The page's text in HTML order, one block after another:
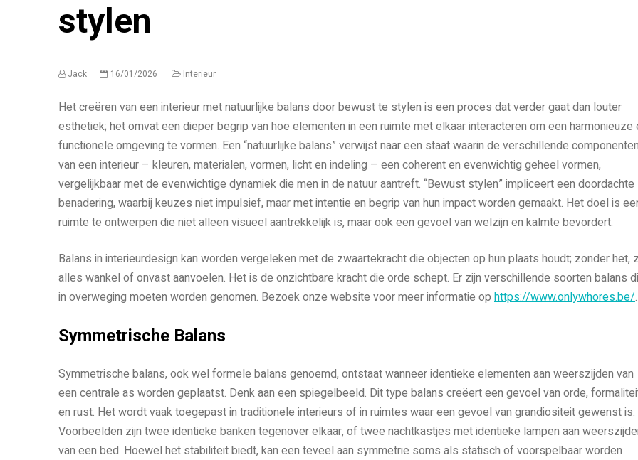
stylen
Jack 16/01/2026 Interieur
Het creëren van een interieur met natuurlijke balans door bewust te stylen is een proces dat verder gaat dan louter
esthetiek; het omvat een dieper begrip van hoe elementen in een ruimte met elkaar interacteren om een harmonieuze
functionele omgeving te vormen. Een “natuurlijke balans” verwijst naar een staat waarin de verschillende componenten
van een interieur – kleuren, materialen, vormen, licht en indeling – een coherent en evenwichtig geheel vormen,
vergelijkbaar met de evenwichtige dynamiek die men in de natuur aantreft. “Bewust stylen” impliceert een doordachte
benadering, waarbij keuzes niet impulsief, maar met intentie en begrip van hun impact worden gemaakt. Het doel is
ruimte te ontwerpen die niet alleen visueel aantrekkelijk is, maar ook een gevoel van welzijn en kalmte bevordert.
Balans in interieurdesign kan worden vergeleken met de zwaartekracht die objecten op hun plaats houdt; zonder het,
alles wankel of onvast aanvoelen. Het is de onzichtbare kracht die orde schept. Er zijn verschillende soorten balans
in overweging moeten worden genomen. Bezoek onze website voor meer informatie op https://www.onlywhores.be/.
Symmetrische Balans
Symmetrische balans, ook wel formele balans genoemd, ontstaat wanneer identieke elementen aan weerszijden van
een centrale as worden geplaatst. Denk aan een spiegelbeeld. Dit type balans creëert een gevoel van orde,
en rust. Het wordt vaak toegepast in traditionele interieurs of in ruimtes waar een gevoel van grandiositeit gewenst is.
Voorbeelden zijn twee identieke banken tegenover elkaar, of twee nachtkastjes met identieke lampen aan
van een bed. Hoewel het stabiliteit biedt, kan een teveel aan symmetrie soms als statisch of voorspelbaar worden